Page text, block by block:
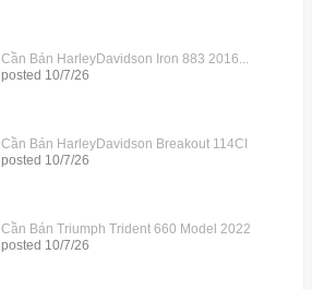
Bán HarleyDavidson Iron 883 2016...
10/7/26
Bán HarleyDavidson Breakout 114CI
10/7/26
Bán Triumph Trident 660 Model 2022
10/7/26